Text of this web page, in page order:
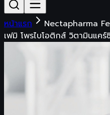
หน้าแรก
Nectapharma
เฟมิ โพรไบโอติกส์ วิตามินแคร์